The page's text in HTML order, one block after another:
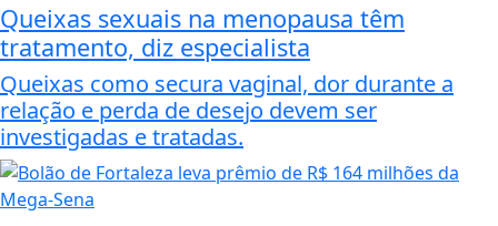
Queixas sexuais na menopausa têm
tratamento, diz especialista
Queixas como secura vaginal, dor durante a
relação e perda de desejo devem ser
investigadas e tratadas.